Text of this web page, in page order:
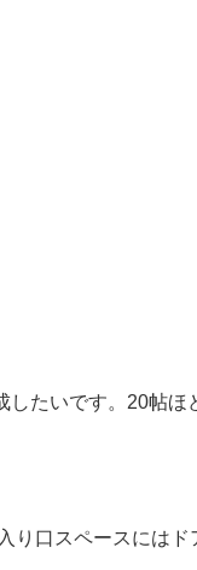
したいです。20帖ほ
口スペースにはド